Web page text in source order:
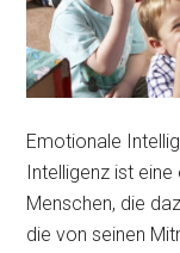
Emotionale
Intelligenz ist
Menschen, die
die von seinen